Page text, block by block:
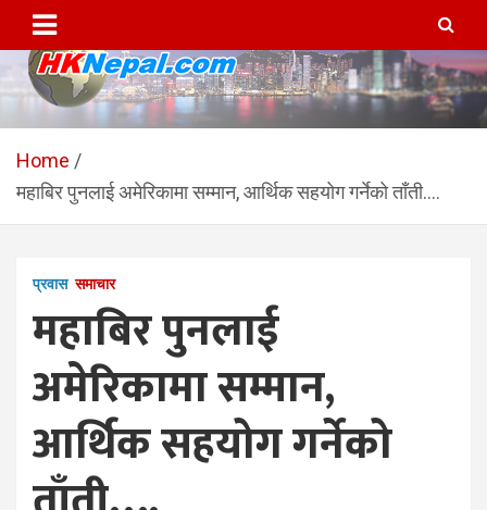
content
HKNepal.com – हङकङबाट
सञ्चालित पहिलो नेपाली अनलाईन
पत्रिका
hknepal, hknepal.com, hk nepal, hk nepal com
Home
महाबिर पुनलाई अमेरिकामा सम्मान, आर्थिक सहयोग गर्नेको ताँती….
प्रवास समाचार
महाबिर पुनलाई
अमेरिकामा सम्मान,
आर्थिक सहयोग गर्नेको